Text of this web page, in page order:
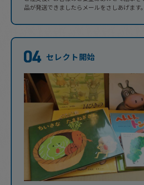
品が発送できましたらメールをさしあげます。
セレクト開始